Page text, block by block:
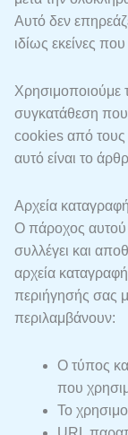
Αυτό δεν
ιδίως εκείνες
Χρησιμοποιούμε
συγκατάθεση που
cookies από τους
αυτό είναι το
Αρχεία
Ο πάροχος αυτού
συλλέγει και
αρχεία
περιήγησής σας
περιλαμβάνουν:
Ο τύπος
που
Το